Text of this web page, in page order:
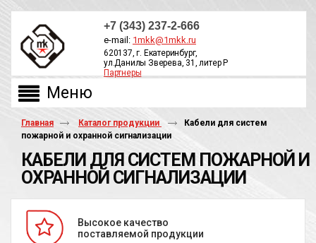
+7 (343) 237-2-666
e-mail: 1mkk@1mkk.ru
620137, г. Екатеринбург,
ул.Данилы Зверева, 31, литер Р
Партнеры
Главная Каталог продукции
Кабели для систем
пожарной и охранной сигнализации
КАБЕЛИ ДЛЯ СИСТЕМ ПОЖАРНОЙ И
ОХРАННОЙ СИГНАЛИЗАЦИИ
Высокое качество
поставляемой продукции